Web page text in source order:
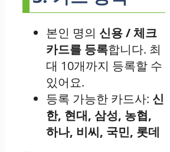
본인 명의 신용 / 체크
카드를 등록합니다. 최
대 10개까지 등록할 수
있어요.
등록 가능한 카드사: 신
한, 현대, 삼성, 농협,
하나, 비씨, 국민, 롯데